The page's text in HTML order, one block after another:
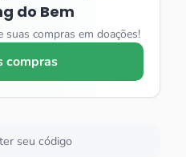
do Bem
compras em doações!
compras
seu código